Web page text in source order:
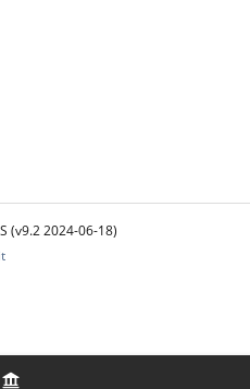
(v9.2 2024-06-18)